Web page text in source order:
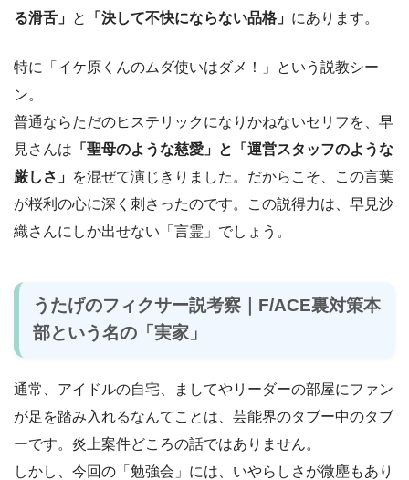
る滑舌」 と 「決して不快にならない品格」 にあります。
特に「イケ原くんのムダ使いはダメ！」という説教シー
ン。
普通ならただのヒステリックになりかねないセリフを、早
見さんは 「聖母のような慈愛」と「運営スタッフのような
厳しさ」 を混ぜて演じきりました。だからこそ、この言葉
が桜利の心に深く刺さったのです。この説得力は、早見沙
織さんにしか出せない「言霊」でしょう。
うたげのフィクサー説考察｜F/ACE裏対策本
部という名の「実家」
通常、アイドルの自宅、ましてやリーダーの部屋にファン
が足を踏み入れるなんてことは、芸能界のタブー中のタブ
ーです。炎上案件どころの話ではありません。
しかし、今回の「勉強会」には、いやらしさが微塵もあり